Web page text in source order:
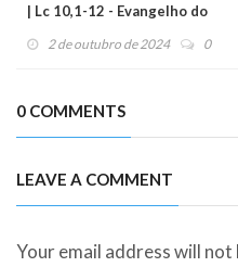
| Lc 10,1-12 - Evangelho do
2 de outubro de 2024 0
0 COMMENTS
LEAVE A COMMENT
Your email address will not